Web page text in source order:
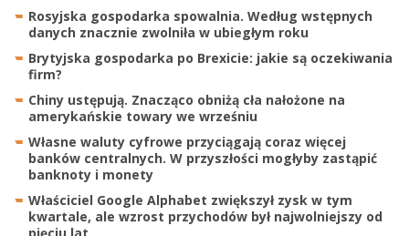
Rosyjska gospodarka spowalnia. Według wstępnych
danych znacznie zwolniła w ubiegłym roku
Brytyjska gospodarka po Brexicie: jakie są oczekiwania
firm?
Chiny ustępują. Znacząco obniżą cła nałożone na
amerykańskie towary we wrześniu
Własne waluty cyfrowe przyciągają coraz więcej
banków centralnych. W przyszłości mogłyby zastąpić
banknoty i monety
Właściciel Google Alphabet zwiększył zysk w tym
kwartale, ale wzrost przychodów był najwolniejszy od